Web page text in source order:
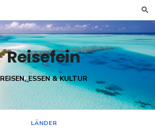
Reisefein
REISEN, ESSEN & KULTUR
LÄNDER